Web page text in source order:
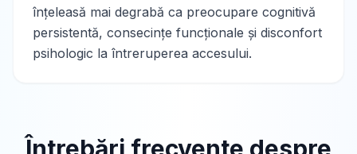
înțeleasă mai degrabă ca preocupare cognitivă
persistentă, consecințe funcționale și disconfort
psihologic la întreruperea accesului.